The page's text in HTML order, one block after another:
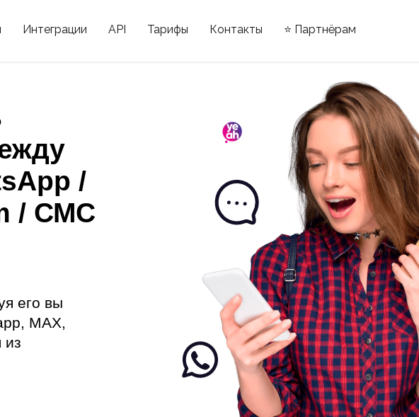
Интеграции API Тарифы Контакты ⭐ Партнёрам
/
/ СМС
его вы
MAX,